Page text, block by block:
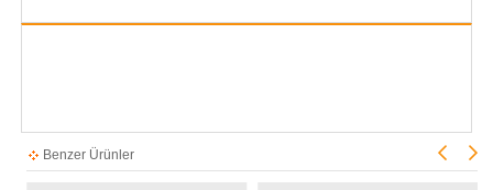
Benzer Ürünler